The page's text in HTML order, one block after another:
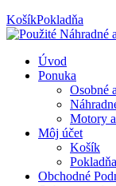
KošíkPokladňa
Úvod
Ponuka
Osobné
Motory
Môj účet
Košík
Pokladňa
Obchodné